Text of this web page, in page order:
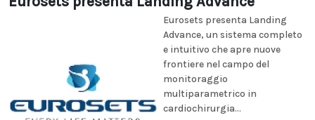
Eurosets presenta Landing
Advance, un sistema completo
e intuitivo che apre nuove
frontiere nel campo del
monitoraggio
multiparametrico in
cardiochirurgia...